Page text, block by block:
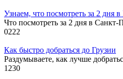
Узнаем, что посмотреть за 2 дня
Что посмотреть за 2 дня в Санкт-
0222
Как быстро добраться до Грузии
Раздумываете, как лучше
1 230